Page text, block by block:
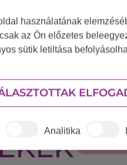
használatának
az Ön előzetes
sütik letiltása
Analitika